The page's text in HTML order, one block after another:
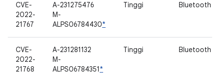
CVE-
2022-
21767
A-231275476
M-
ALPS06784430*
Tinggi Bluetooth
CVE-
2022-
21768
A-231281132
M-
ALPS06784351*
Tinggi Bluetooth